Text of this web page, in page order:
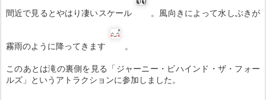
間近で見るとやはり凄いスケール 。風向きによって水しぶきが
霧雨のように降ってきます
。
このあとは滝の裏側を見る「ジャーニー・ビハインド・ザ・フォー
ルズ」というアトラクションに参加しました。